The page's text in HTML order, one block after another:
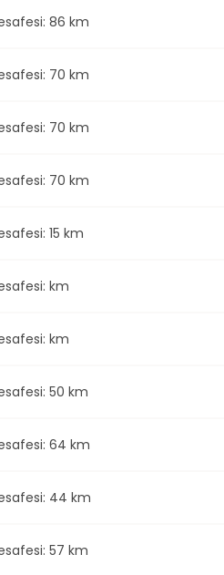
86 km
70 km
70 km
70 km
15 km
km
km
50 km
64 km
44 km
57 km